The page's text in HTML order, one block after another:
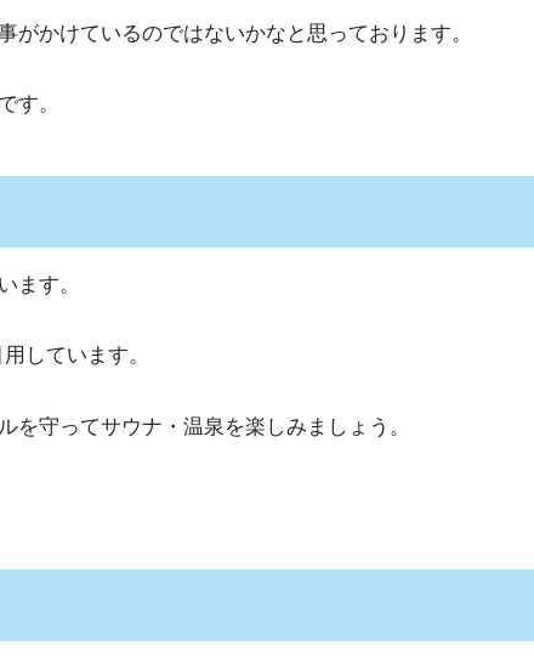
かけているのではないかなと思っております。
す。
ます。
しています。
守ってサウナ・温泉を楽しみましょう。